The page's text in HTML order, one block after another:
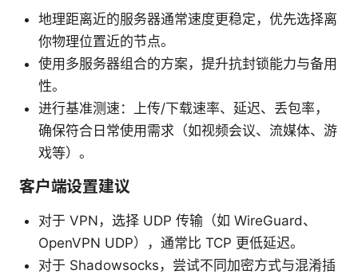
地理距离近的服务器通常速度更稳定，优先选择离
你物理位置近的节点。
使用多服务器组合的方案，提升抗封锁能力与备用
性。
进行基准测速：上传/下载速率、延迟、丢包率，
确保符合日常使用需求（如视频会议、流媒体、游
戏等）。
客户端设置建议
对于 VPN，选择 UDP 传输（如 WireGuard、
OpenVPN UDP），通常比 TCP 更低延迟。
对于 Shadowsocks，尝试不同加密方式与混淆插